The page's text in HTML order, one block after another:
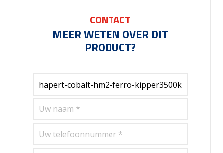
CONTACT
MEER WETEN OVER DIT
PRODUCT?